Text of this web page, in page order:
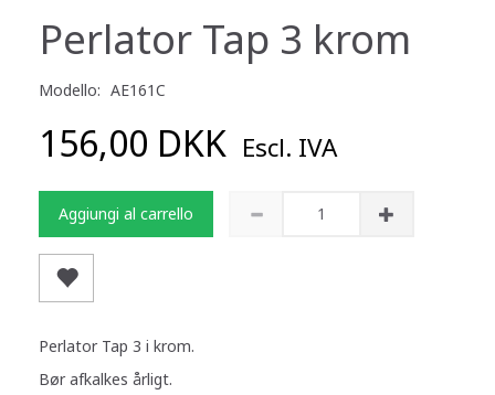
Perlator Tap 3 krom
Modello: AE161C
156,00 DKK Escl. IVA
Aggiungi al carrello
Perlator Tap 3 i krom.
Bør afkalkes årligt.